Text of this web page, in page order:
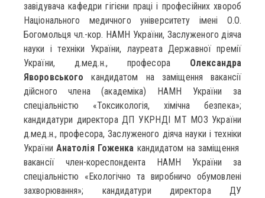
завідувача кафедри гігієни праці і професійних хвороб
Національного медичного університету імені О.О.
Богомольця чл.-кор. НАМН України, Заслуженого діяча
науки і техніки України, лауреата Державної премії
України, д.мед.н., професора Олександра
Яворовського кандидатом на заміщення вакансії
дійсного члена (академіка) НАМН України за
спеціальністю «Токсикологія, хімічна безпека»;
кандидатури директора ДП УКРНДІ МТ МОЗ України
д.мед.н., професора, Заслуженого діяча науки і техніки
України Анатолія Гоженка кандидатом на заміщення
вакансії член-кореспондента НАМН України за
спеціальністю «Екологічно та виробничо обумовлені
захворювання»; кандидатури директора ДУ